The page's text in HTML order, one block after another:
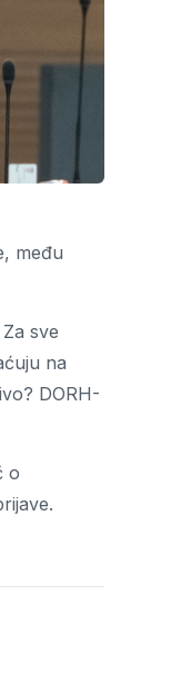
među
sve
na
DORH-
o